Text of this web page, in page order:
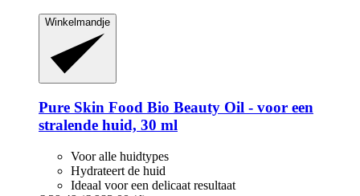
Winkelmandje
Pure Skin Food Bio Beauty Oil -​​ voor een
stralende huid, 30 ml
Voor alle huidtypes
Hydrateert de huid
Ideaal voor een delicaat resultaat